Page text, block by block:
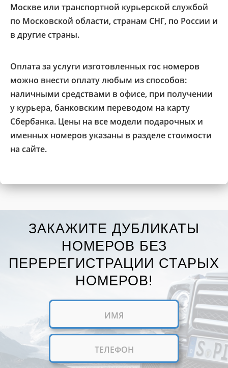
Москве или транспортной курьерской службой
по Московской области, странам СНГ, по России и
в другие страны.
Оплата за услуги изготовленных гос номеров
можно внести оплату любым из способов:
наличными средствами в офисе, при получении
у курьера, банковским переводом на карту
Сбербанка. Цены на все модели подарочных и
именных номеров указаны в разделе стоимости
на сайте.
ЗАКАЖИТЕ ДУБЛИКАТЫ
НОМЕРОВ БЕЗ
ПЕРЕРЕГИСТРАЦИИ СТАРЫХ
НОМЕРОВ!